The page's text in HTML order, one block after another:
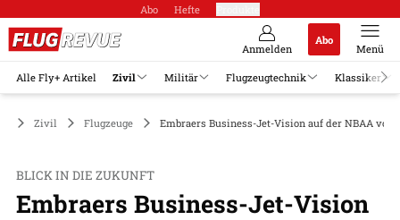
Abo Hefte
Anmelden
Abo
Menü
Alle Fly+ Artikel Zivil Militär Flugzeugtechnik Klassiker
Zivil Flugzeuge Embraers Business-Jet-Vision auf der NBAA
BLICK IN DIE ZUKUNFT
Embraers Business-Jet-Vision